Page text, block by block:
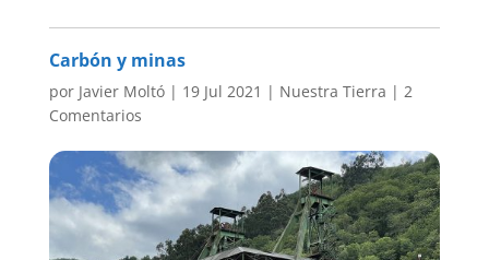
Carbón y minas
por Javier Moltó| 19 Jul 2021 | Nuestra Tierra | 2
Comentarios